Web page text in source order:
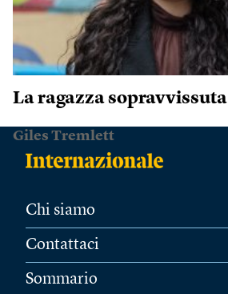
La ragazza sopravvissuta
Giles Tremlett
Chi siamo
Contattaci
Sommario